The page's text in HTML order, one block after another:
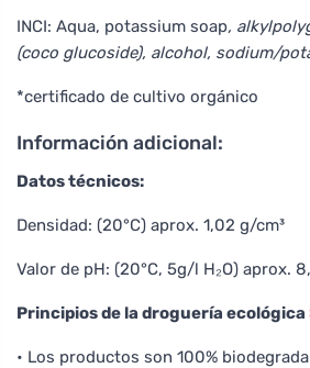
INCI: Aqua, potassium soap,
(coco glucoside), alcohol, sodium/
*certificado de cultivo orgánico
Información adicional:
Datos técnicos:
Densidad: (20°C) aprox. 1,02 g/cm³
Valor de pH: (20°C, 5g/l H₂O) aprox.
Principios de la droguería ecológica
• Los productos son 100%